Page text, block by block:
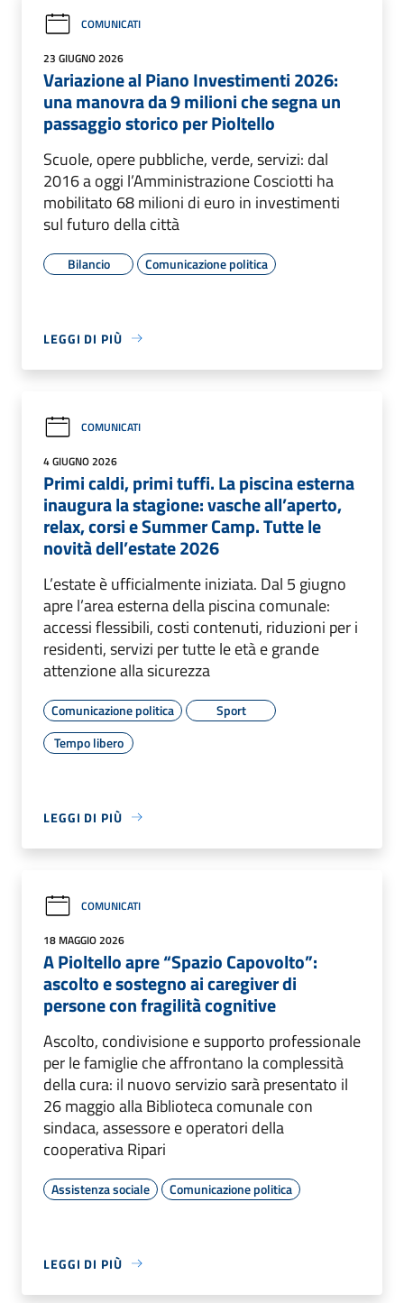
COMUNICATI
23 GIUGNO 2026
Variazione al Piano Investimenti 2026:
una manovra da 9 milioni che segna un
passaggio storico per Pioltello
Scuole, opere pubbliche, verde, servizi: dal
2016 a oggi l’Amministrazione Cosciotti ha
mobilitato 68 milioni di euro in investimenti
sul futuro della città
Bilancio Comunicazione politica
LEGGI DI PIÙ
COMUNICATI
4 GIUGNO 2026
Primi caldi, primi tuffi. La piscina esterna
inaugura la stagione: vasche all’aperto,
relax, corsi e Summer Camp. Tutte le
novità dell’estate 2026
L’estate è ufficialmente iniziata. Dal 5 giugno
apre l’area esterna della piscina comunale:
accessi flessibili, costi contenuti, riduzioni per i
residenti, servizi per tutte le età e grande
attenzione alla sicurezza
Comunicazione politica
Sport
Tempo libero
LEGGI DI PIÙ
COMUNICATI
18 MAGGIO 2026
A Pioltello apre “Spazio Capovolto”:
ascolto e sostegno ai caregiver di
persone con fragilità cognitive
Ascolto, condivisione e supporto professionale
per le famiglie che affrontano la complessità
della cura: il nuovo servizio sarà presentato il
26 maggio alla Biblioteca comunale con
sindaca, assessore e operatori della
cooperativa Ripari
Assistenza sociale Comunicazione politica
LEGGI DI PIÙ